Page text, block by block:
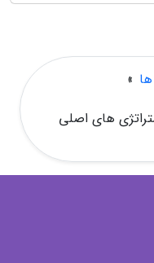
»
های اصلی